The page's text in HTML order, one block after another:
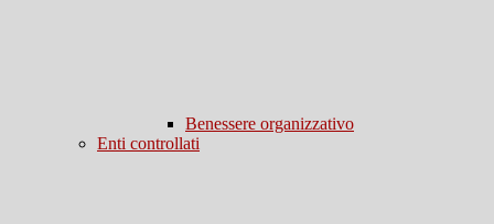
Benessere organizzativo
Enti controllati